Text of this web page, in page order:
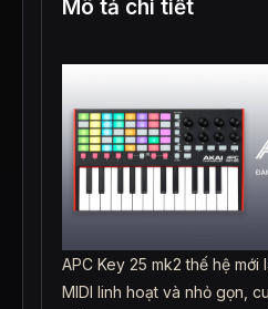
Mô tả chi tiết
APC Key 25 mk2 thế hệ
MIDI linh hoạt và nhỏ gọn,